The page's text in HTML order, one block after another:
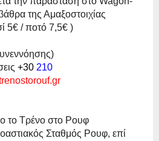
της Αμαξοστοιχίας
5€ / ποτό 7,5€ )
+30 210
uf.gr
το Τρένο στο Ρουφ
Σταθμός Ρουφ, επί